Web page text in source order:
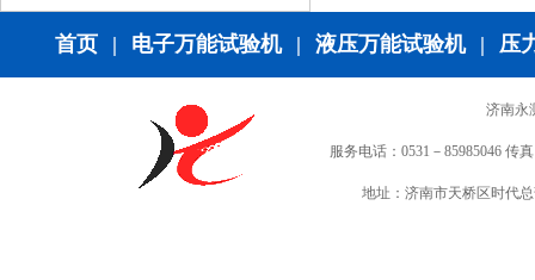
首页 | 电子万能试验机 | 液压万能试验机 | 压
济南永
服务电话：0531－85985046 传
地址：济南市天桥区时代